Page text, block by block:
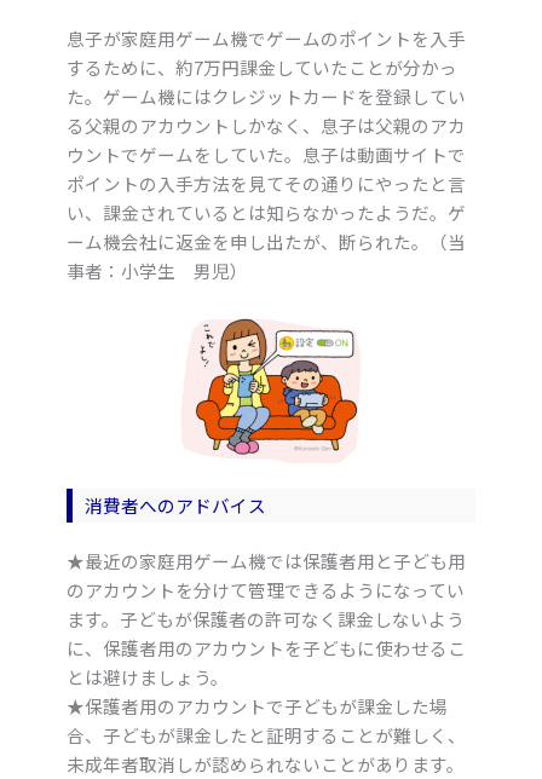
息子が家庭用ゲーム機でゲームのポイントを入手
するために、約7万円課金していたことが分かっ
た。ゲーム機にはクレジットカードを登録してい
る父親のアカウントしかなく、息子は父親のアカ
ウントでゲームをしていた。息子は動画サイトで
ポイントの入手方法を見てその通りにやったと言
い、課金されているとは知らなかったようだ。ゲ
ーム機会社に返金を申し出たが、断られた。（当
事者：小学生 男児）
消費者へのアドバイス
★最近の家庭用ゲーム機では保護者用と子ども用
のアカウントを分けて管理できるようになってい
ます。子どもが保護者の許可なく課金しないよう
に、保護者用のアカウントを子どもに使わせるこ
とは避けましょう。
★保護者用のアカウントで子どもが課金した場
合、子どもが課金したと証明することが難しく、
未成年者取消しが認められないことがあります。